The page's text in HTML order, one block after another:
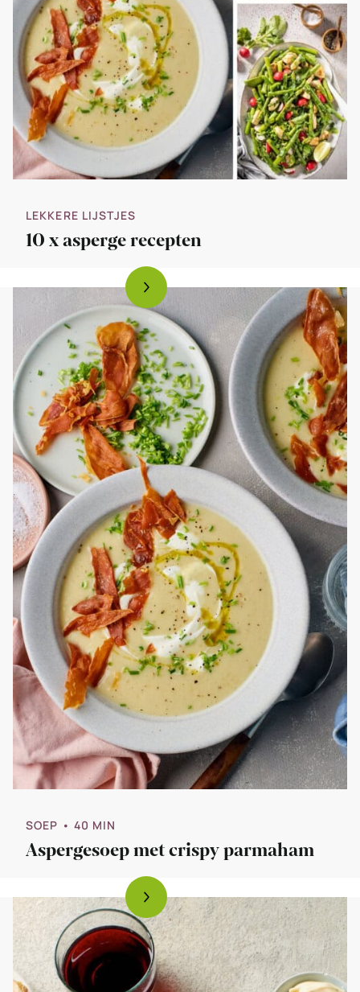
LEKKERE LIJSTJES
10 x asperge recepten
SOEP • 40 MIN
Aspergesoep met crispy parmaham